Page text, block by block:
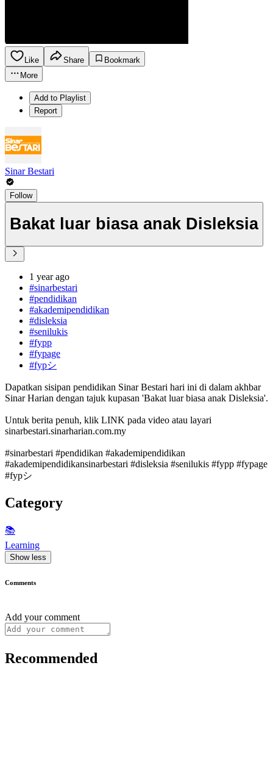
Like Share
Bookmark
More
Add to Playlist
Report
Sinar Bestari
Follow
Bakat luar biasa anak Disleksia
1 year ago
#sinarbestari
#pendidikan
#akademipendidikan
#disleksia
#senilukis
#fypp
#fypage
#fypシ
Dapatkan sisipan pendidikan Sinar Bestari hari ini di dalam akhbar
Sinar Harian dengan tajuk kupasan 'Bakat luar biasa anak Disleksia'.
Untuk berita penuh, klik LINK pada video atau layari
sinarbestari.sinarharian.com.my
#sinarbestari #pendidikan #akademipendidikan
#akademipendidikansinarbestari #disleksia #senilukis #fypp #fypage
#fypシ
Category
📚
Learning
Show less
Comments
Add your comment
Recommended